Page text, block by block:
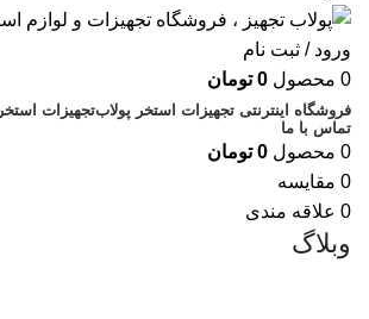
ورود / ثبت نام
0 محصول 0 تومان
فروشگاه اینترنتی تجهیزات استخر پولابتجهیزات استخر
تماس با ما
0 محصول 0 تومان
0 مقایسه
0 علاقه مندی
وبلاگ